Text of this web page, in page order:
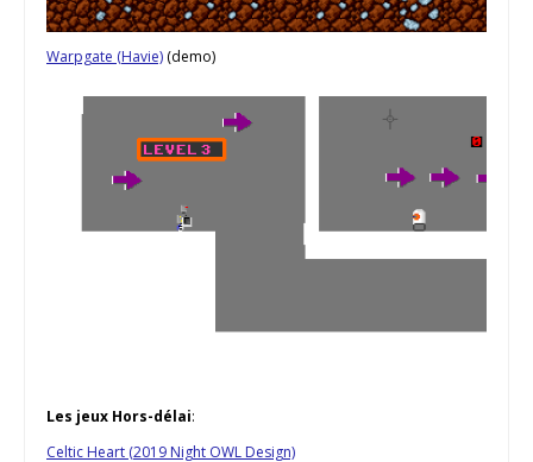
Warpgate (Havie) (demo)
Les jeux Hors-délai:
Celtic Heart (2019 Night OWL Design)